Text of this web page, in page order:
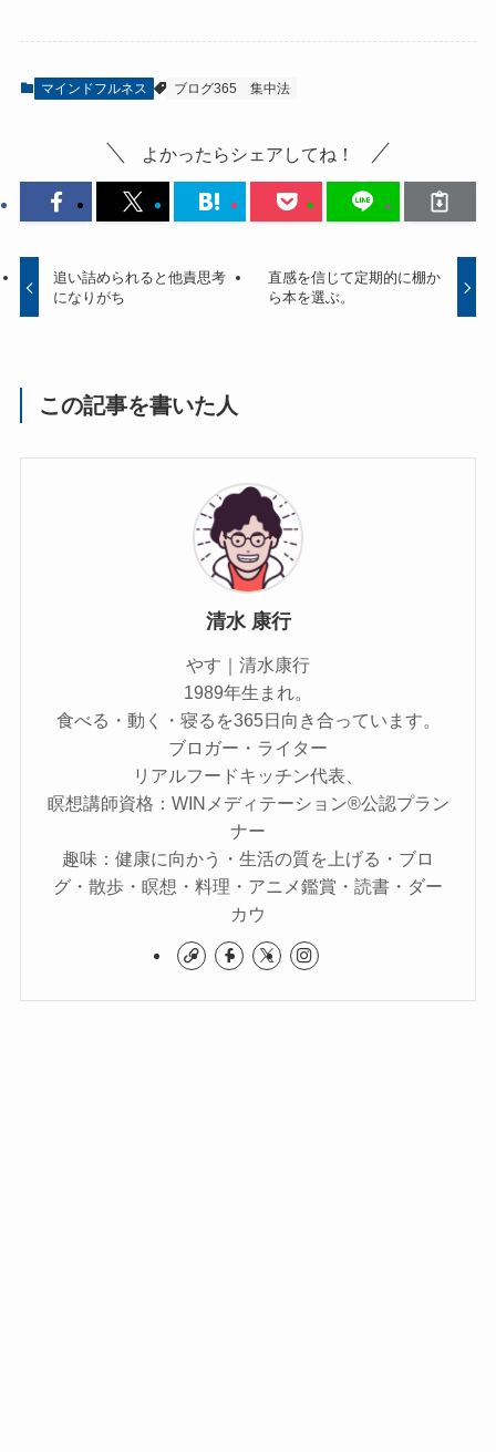
マインドフルネス ブログ365 集中法
よかったらシェアしてね！
追い詰められると他責思考
になりがち
直感を信じて定期的に棚か
ら本を選ぶ。
この記事を書いた人
清水 康行
やす｜清水康行
1989年生まれ。
食べる・動く・寝るを365日向き合っています。
ブロガー・ライター
リアルフードキッチン代表、
瞑想講師資格：WINメディテーション®公認プラン
ナー
趣味：健康に向かう・生活の質を上げる・ブロ
グ・散歩・瞑想・料理・アニメ鑑賞・読書・ダー
カウ